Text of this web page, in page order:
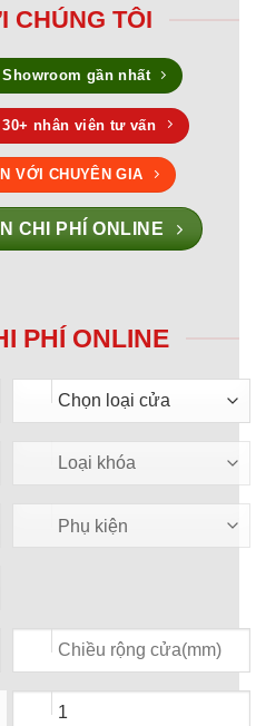
CHÚNG TÔI
gần nhất
nhân viên tư vấn
VỚI CHUYÊN GIA
CHI PHÍ ONLINE
PHÍ ONLINE